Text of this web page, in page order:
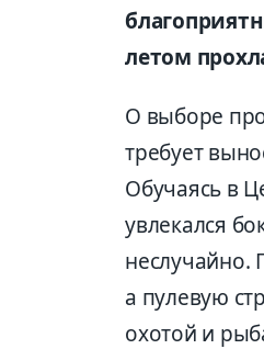
летом
О выборе
требует
Обучаясь в
увлекался
неслучайно.
а пулевую
охотой и